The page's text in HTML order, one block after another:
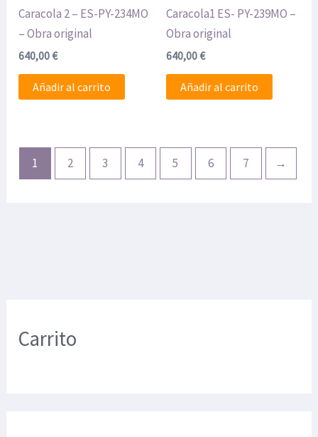
Carrito
Caracola 2 – ES-PY-234MO
– Obra original
640,00€
Añadir al carrito
Caracola1 ES- PY-239MO –
Obra original
640,00€
Añadir al carrito
1 2 3 4 5 6 7 →